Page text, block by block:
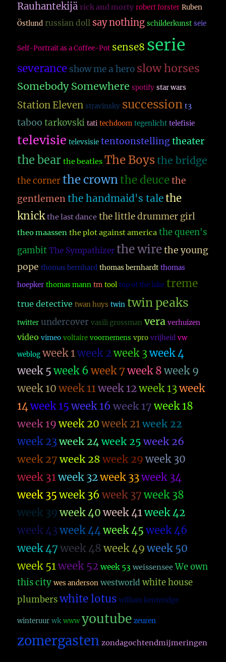
Rauhantekijä rick and morty robert forster Ruben
Östlund russian doll say nothing schilderkunst seie
Self-Portrait as a Coffee-Pot sense8 serie
severance show me a hero slow horses
Somebody Somewhere spotify star wars
Station Eleven stravinsky succession t3
taboo tarkovski tati techdoom tegenlicht telefisie
televisie televsisie tentoonstelling theater
the bear the beatles The Boysthe bridge
the corner the crownthe deuce the
gentlemen the handmaid's talethe
knick the last dance the little drummer girl
theo maassen the plot against america the queen's
gambit The Sympathizer the wire the young
pope thomas bernhard thomas bernhardt thomas
hoepker thomas mann tm tool top of the lake treme
true detective twan huys twin twin peaks
twitter undercover vasili grossman vera verhuizen
video vimeo voltaire voornemens vpro vrijheid vw
weblog week 1week 2week 3week 4
week 5 week 6 week 7 week 8 week 9
week 10 week 11week 12week 13week
14week 15 week 16 week 17 week 18
week 19 week 20 week 21week 22
week 23week 24week 25 week 26
week 27 week 28 week 29 week 30
week 31week 32week 33week 34
week 35 week 36 week 37 week 38
week 39 week 40 week 41week 42
week 43week 44week 45 week 46
week 47 week 48 week 49 week 50
week 51week 52 week 53 weissensee We own
this city wes anderson westworld white house
plumbers white lotus william kenteridge
winteruur wk www youtube zeuren
zomergasten zondagochtendmijmeringen